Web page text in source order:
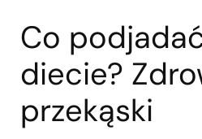
Co
diecie?
przekąski